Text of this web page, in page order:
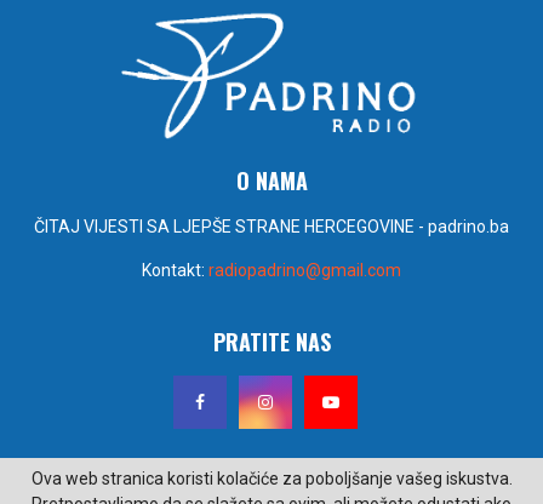
O NAMA
ČITAJ VIJESTI SA LJEPŠE STRANE HERCEGOVINE - padrino.ba
Kontakt: radiopadrino@gmail.com
PRATITE NAS
Ova web stranica koristi kolačiće za poboljšanje vašeg iskustva.